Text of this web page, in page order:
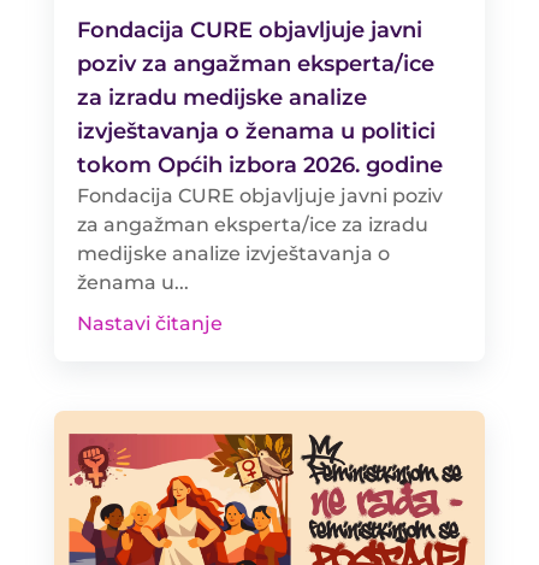
Fondacija CURE objavljuje javni
poziv za angažman eksperta/ice
za izradu medijske analize
izvještavanja o ženama u politici
tokom Općih izbora 2026. godine
Fondacija CURE objavljuje javni poziv
za angažman eksperta/ice za izradu
medijske analize izvještavanja o
ženama u...
Nastavi čitanje